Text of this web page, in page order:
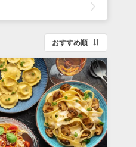
おすすめ順